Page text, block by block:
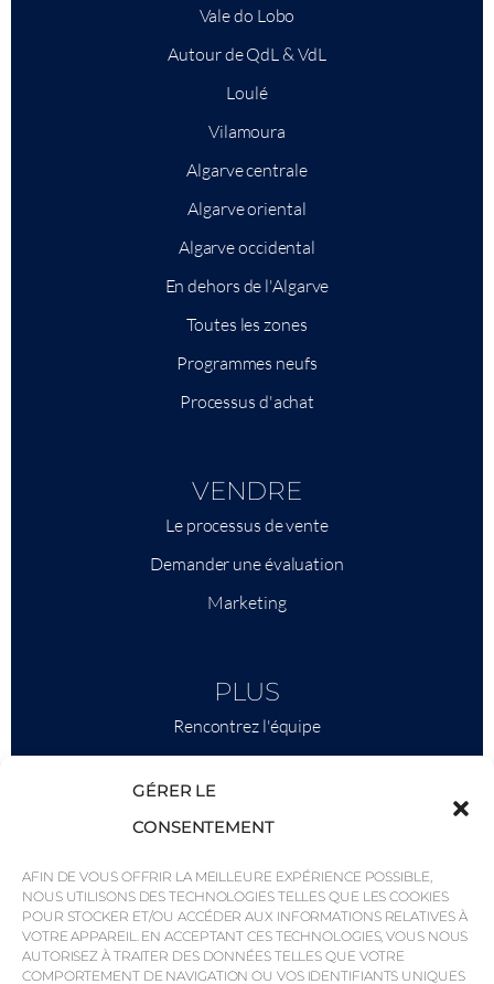
GÉRER LE
CONSENTEMENT
AFIN DE VOUS OFFRIR LA MEILLEURE EXPÉRIENCE POSSIBLE,
NOUS UTILISONS DES TECHNOLOGIES TELLES QUE LES COOKIES
POUR STOCKER ET/OU ACCÉDER AUX INFORMATIONS RELATIVES À
VOTRE APPAREIL. EN ACCEPTANT CES TECHNOLOGIES, VOUS NOUS
AUTORISEZ À TRAITER DES DONNÉES TELLES QUE VOTRE
COMPORTEMENT DE NAVIGATION OU VOS IDENTIFIANTS UNIQUES
Vale do Lobo
Autour de QdL & VdL
Loulé
Vilamoura
Algarve centrale
Algarve oriental
Algarve occidental
En dehors de l'Algarve
Toutes les zones
Programmes neufs
Processus d'achat
VENDRE
Le processus de vente
Demander une évaluation
Marketing
PLUS
Rencontrez l'équipe
Pourquoi QP Savills ?
Actualités et événements
Cartes de la région